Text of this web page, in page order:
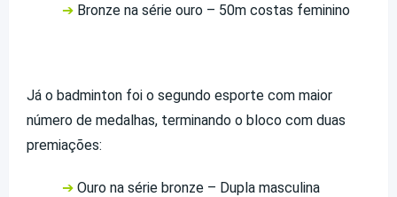
➔ Bronze na série ouro – 50m costas feminino
Já o badminton foi o segundo esporte com maior
número de medalhas, terminando o bloco com duas
premiações:
➔ Ouro na série bronze – Dupla masculina